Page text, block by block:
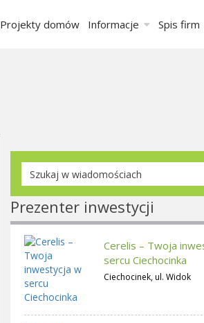
Projekty domów Informacje Spis firm
Prezenter inwestycji
Cerelis – Twoja
sercu Ciechocinka
Ciechocinek, ul. Widok